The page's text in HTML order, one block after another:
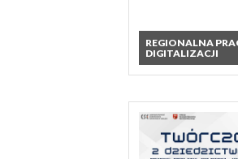
REGIONALNA
DIGITALIZACJI